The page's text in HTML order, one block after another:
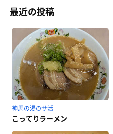
最近の投稿
神馬の湯のサ活
こってりラーメン